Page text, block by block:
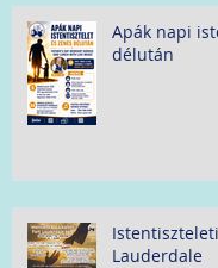
Apák napi
délután
Lauderdale